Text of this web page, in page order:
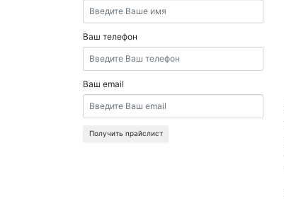
Ваш телефон
Ваш email
Получить прайслист